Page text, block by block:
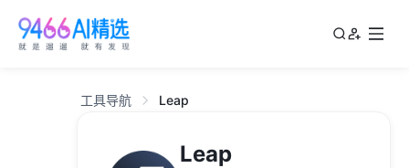
工具导航 Leap
Leap